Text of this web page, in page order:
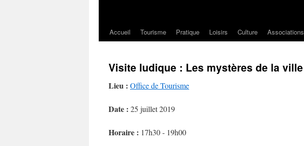
Accueil Tourisme Pratique Loisirs Culture Associations
Visite ludique : Les mystères de la ville
Lieu : Office de Tourisme
Date : 25 juillet 2019
Horaire : 17h30 - 19h00